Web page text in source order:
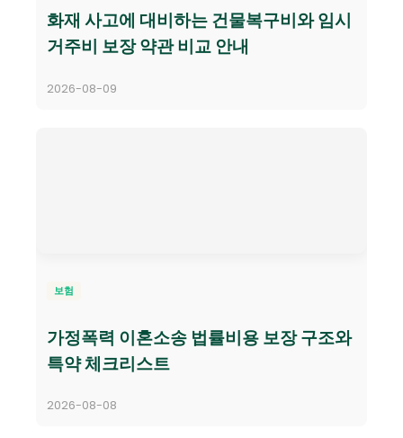
화재 사고에 대비하는 건물복구비와 임시
거주비 보장 약관 비교 안내
2026-08-09
보험
가정폭력 이혼소송 법률비용 보장 구조와
특약 체크리스트
2026-08-08